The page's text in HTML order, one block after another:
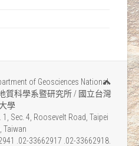
of Geosciences National
質科學系暨研究所 / 國立台灣
大學
Sec. 4, Roosevelt Road, Taipei
Taiwan
.02-33662917 .02-33662918.